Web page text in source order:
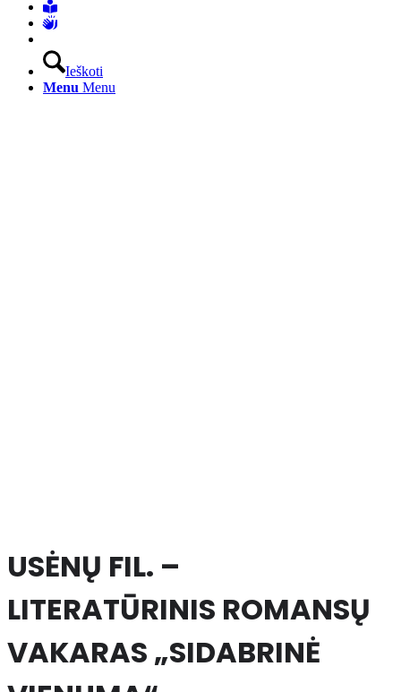
Ieškoti
Menu Menu
USĖNŲ FIL. –
LITERATŪRINIS ROMANSŲ
VAKARAS „SIDABRINĖ